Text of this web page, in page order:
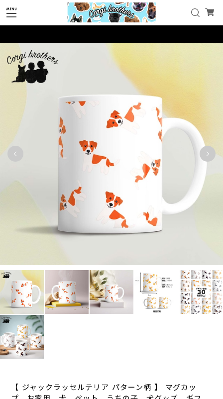
【 ジャックラッセルテリア パターン柄 】 マグカッ